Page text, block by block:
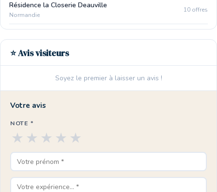
Résidence la Closerie Deauville
Normandie
10 offres
⭐ Avis visiteurs
Soyez le premier à laisser un avis !
Votre avis
NOTE *
★
★
★
★
★